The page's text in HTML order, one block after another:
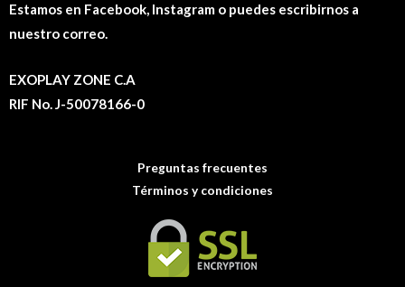
Estamos en Facebook, Instagram o puedes escribirnos a
nuestro correo.
EXOPLAY ZONE C.A
RIF No. J-50078166-0
Preguntas frecuentes
Términos y condiciones